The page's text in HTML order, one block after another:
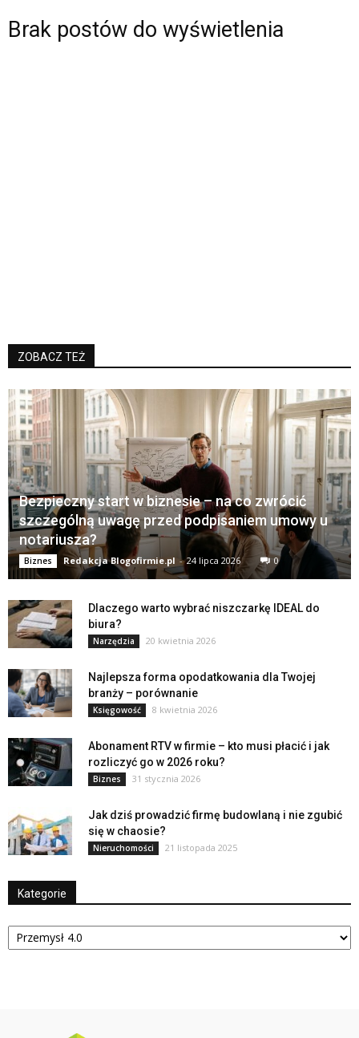
Brak postów do wyświetlenia
ZOBACZ TEŻ
Bezpieczny start w biznesie – na co zwrócić
szczególną uwagę przed podpisaniem umowy u
notariusza?
Biznes Redakcja Blogofirmie.pl - 24 lipca 2026 0
Dlaczego warto wybrać niszczarkę IDEAL do
biura?
Narzędzia 20 kwietnia 2026
Najlepsza forma opodatkowania dla Twojej
branży – porównanie
Księgowość 8 kwietnia 2026
Abonament RTV w firmie – kto musi płacić i jak
rozliczyć go w 2026 roku?
Biznes 31 stycznia 2026
Jak dziś prowadzić firmę budowlaną i nie zgubić
się w chaosie?
Nieruchomości 21 listopada 2025
Kategorie
Kategorie